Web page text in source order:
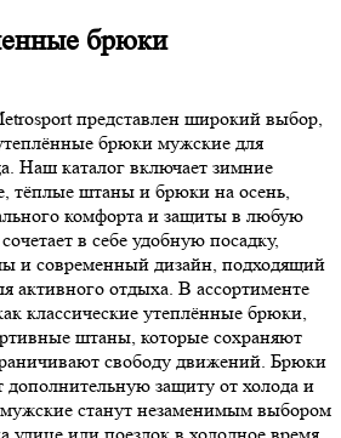
брюки
представлен широкий выбор,
брюки мужские для
Наш каталог включает зимние
тёплые штаны и брюки на осень,
комфорта и защиты в любую
в себе удобную посадку,
и современный дизайн, подходящий
активного отдыха. В ассортименте
классические утеплённые брюки,
штаны, которые сохраняют
свободу движений. Брюки
дополнительную защиту от холода и
станут незаменимым выбором